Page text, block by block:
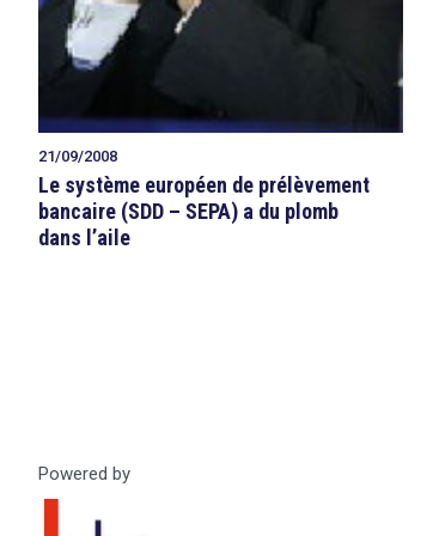
21/09/2008
Le système européen de prélèvement
bancaire (SDD – SEPA) a du plomb
dans l’aile
Powered by